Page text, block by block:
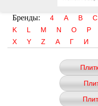
Бренды: 4 A B C
K
L M N O P
X
Y Z А Г И